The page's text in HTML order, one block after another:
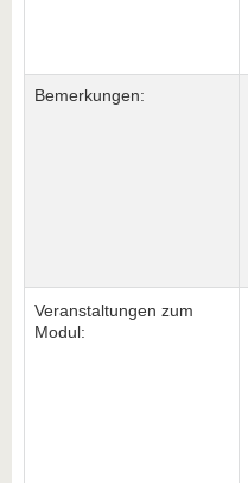
Bemerkungen:
Veranstaltungen zum
Modul: